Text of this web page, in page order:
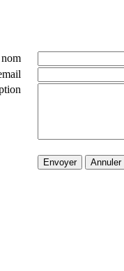
Envoyer Annuler